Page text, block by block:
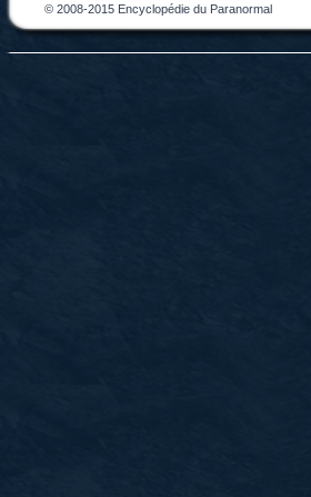
© 2008-2015 Encyclopédie du Paranormal